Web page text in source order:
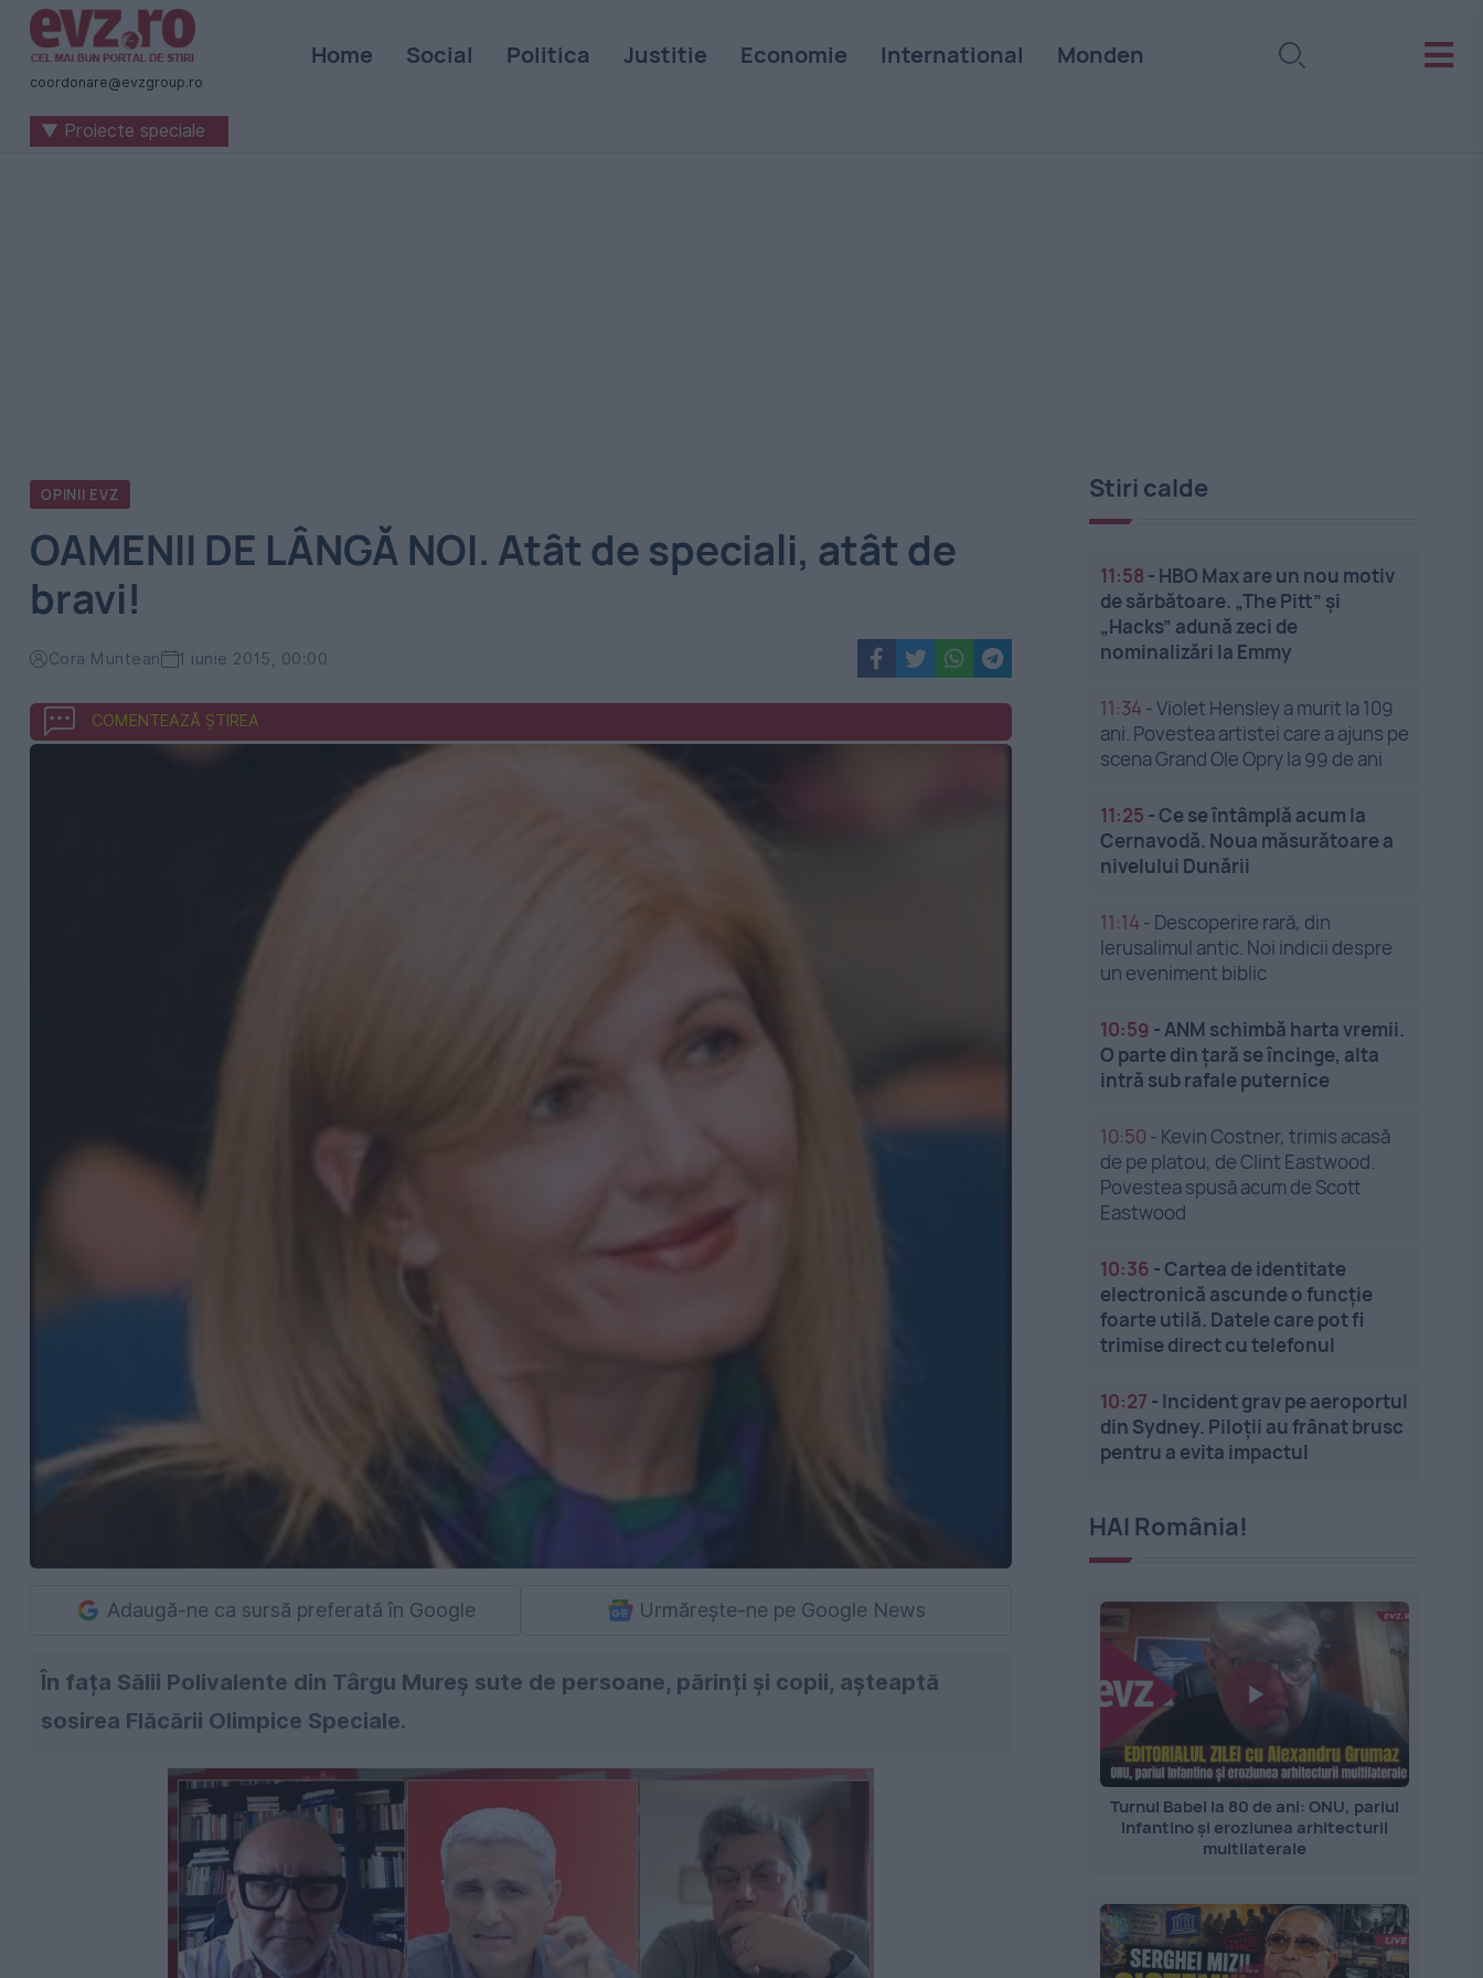
Știri
naționale
internaționale
coordonare@evzgroup.ro
Home Social Politica Justitie Economie International Monden
▼ Proiecte speciale
OPINII EVZ
OAMENII DE LÂNGĂ NOI. Atât de speciali, atât de
bravi!
Cora Muntean 1 iunie 2015, 00:00
COMENTEAZĂ ȘTIREA
Adaugă-ne ca sursă preferată în Google Urmărește-ne pe Google News
În fața Sălii Polivalente din Târgu Mureș sute de persoane, părinți și copii, așteaptă
sosirea Flăcării Olimpice Speciale.
Stiri calde
11:58 - HBO Max are un nou motiv
de sărbătoare. „The Pitt” și
„Hacks” adună zeci de
nominalizări la Emmy
11:34 -Violet Hensley a murit la 109
ani. Povestea artistei care a ajuns pe
scena Grand Ole Opry la 99 de ani
11:25 -Ce se întâmplă acum la
Cernavodă. Noua măsurătoare a
nivelului Dunării
11:14 - Descoperire rară, din
Ierusalimul antic. Noi indicii despre
un eveniment biblic
10:59 -ANM schimbă harta vremii.
O parte din țară se încinge, alta
intră sub rafale puternice
10:50 - Kevin Costner, trimis acasă
de pe platou, de Clint Eastwood.
Povestea spusă acum de Scott
Eastwood
10:36 -Cartea de identitate
electronică ascunde o funcție
foarte utilă. Datele care pot fi
trimise direct cu telefonul
10:27 - Incident grav pe aeroportul
din Sydney. Piloții au frânat brusc
pentru a evita impactul
HAI România!
Turnul Babel la 80 de ani: ONU, pariul
Infantino și eroziunea arhitecturii
multilaterale